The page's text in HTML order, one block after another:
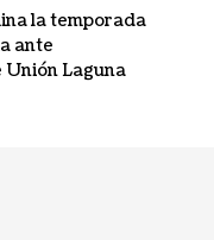
la temporada
ante
Laguna